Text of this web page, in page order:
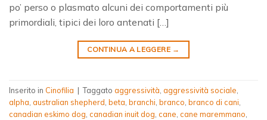
po’ perso o plasmato alcuni dei comportamenti più
primordiali, tipici dei loro antenati […]
CONTINUA A LEGGERE →
Inserito in Cinofilia | Taggato aggressività aggressività sociale
alpha australian shepherd beta branchi branco branco di cani
canadian eskimo dog canadian inuit dog cane cane maremmano